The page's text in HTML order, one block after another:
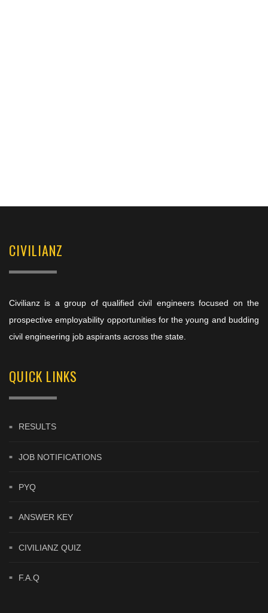
CIVILIANZ
Civilianz is a group of qualified civil engineers focused on the
prospective employability opportunities for the young and budding
civil engineering job aspirants across the state.
QUICK LINKS
RESULTS
JOB NOTIFICATIONS
PYQ
ANSWER KEY
CIVILIANZ QUIZ
F.A.Q